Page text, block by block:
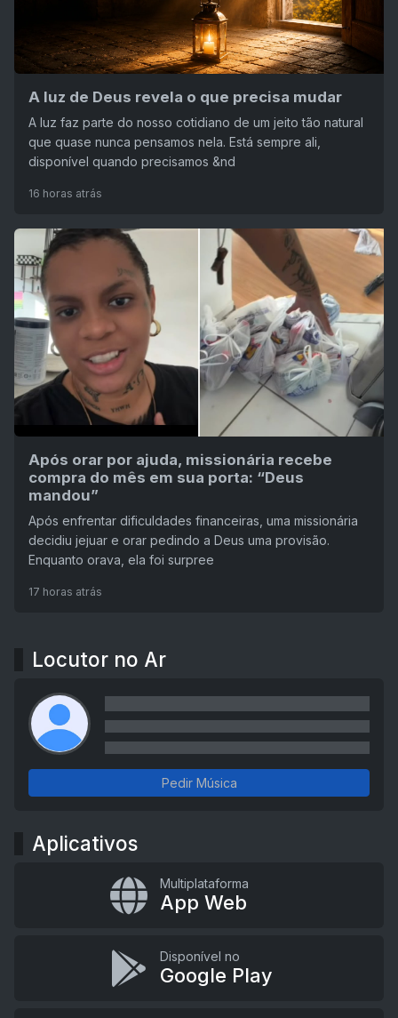
A luz de Deus revela o que precisa mudar
A luz faz parte do nosso cotidiano de um jeito tão natural
que quase nunca pensamos nela. Está sempre ali,
disponível quando precisamos &nd
16 horas atrás
Após orar por ajuda, missionária recebe
compra do mês em sua porta: “Deus
mandou”
Após enfrentar dificuldades financeiras, uma missionária
decidiu jejuar e orar pedindo a Deus uma provisão.
Enquanto orava, ela foi surpree
17 horas atrás
Locutor no Ar
Pedir Música
Aplicativos
Multiplataforma
App Web
Disponível no
Google Play